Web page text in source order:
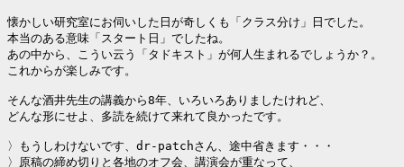
懐かしい研究室にお伺いした日が奇しくも「クラス分け」日でした。
本当のある意味「スタート日」でしたね。
あの中から、こうい云う「タドキスト」が何人生まれるでしょうか？。
これからが楽しみです。
そんな酒井先生の講義から8年、いろいろありましたけれど、
どんな形にせよ、多読を続けて来れて良かったです。
〉もうしわけないです、dr-patchさん、途中省きます・・・
〉原稿の締め切りと各地のオフ会、講演会が重なって、